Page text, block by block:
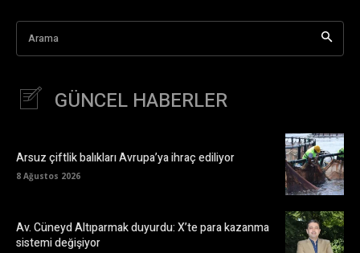
Arama
GÜNCEL HABERLER
Arsuz çiftlik balıkları Avrupa’ya ihraç ediliyor
8 Ağustos 2026
Av. Cüneyd Altıparmak duyurdu: X’te para kazanma
sistemi değişiyor